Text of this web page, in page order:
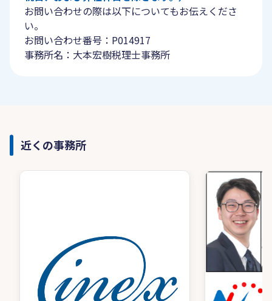
お問い合わせの際は以下についてもお伝えくださ
い。
お問い合わせ番号：P014917
事務所名：大本宏樹税理士事務所
近くの事務所